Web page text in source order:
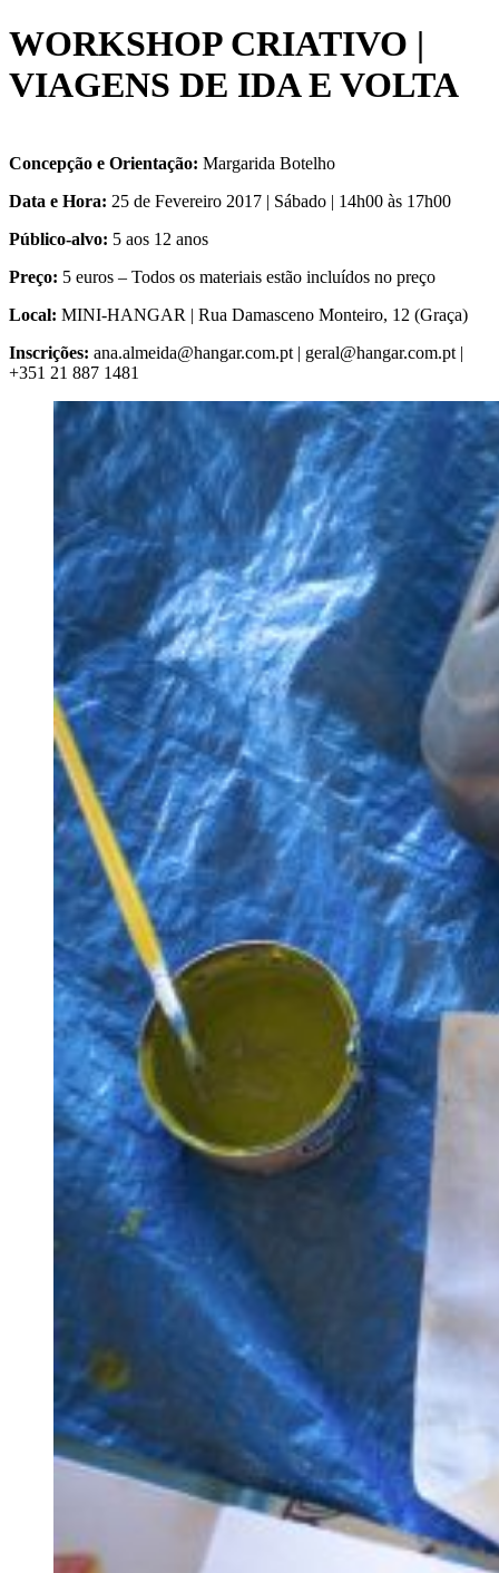
WORKSHOP CRIATIVO |
VIAGENS DE IDA E VOLTA
Concepção e Orientação: Margarida Botelho
Data e Hora: 25 de Fevereiro 2017 | Sábado | 14h00 às 17h00
Público-alvo: 5 aos 12 anos
Preço: 5 euros – Todos os materiais estão incluídos no preço
Local: MINI-HANGAR | Rua Damasceno Monteiro, 12 (Graça)
Inscrições: ana.almeida@hangar.com.pt | geral@hangar.com.pt |
+351 21 887 1481